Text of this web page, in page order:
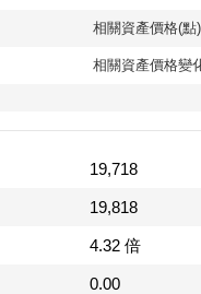
相關資產價格(點
相關資產價格變
19,718
19,818
4.32 倍
0.00